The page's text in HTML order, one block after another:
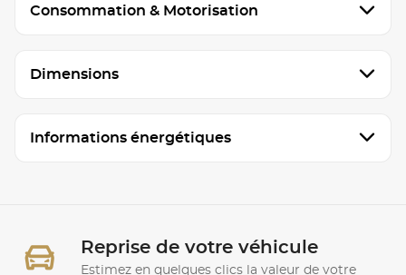
Consommation & Motorisation
Dimensions
Informations énergétiques
Reprise de votre véhicule
Estimez en quelques clics la valeur de votre